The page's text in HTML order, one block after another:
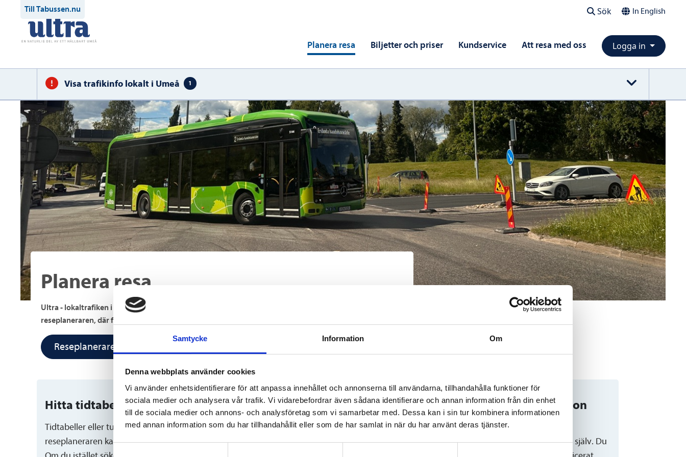
Samtycke Information Om
Denna webbplats använder cookies
Vi använder enhetsidentifierare för att anpassa innehållet och annonserna till användarna, tillhandahålla funktioner för
sociala medier och analysera vår trafik. Vi vidarebefordrar även sådana identifierare och annan information från din enhet
till de sociala medier och annons- och analysföretag som vi samarbetar med. Dessa kan i sin tur kombinera informationen
med annan information som du har tillhandahållit eller som de har samlat in när du har använt deras tjänster.
Till Tabussen.nu Sök In English
Planera resa Biljetter och priser Kundservice Att resa med oss Logga in
Visa trafikinfo lokalt i Umeå 1
Planera resa
Ultra - lokaltrafiken i Umeå kommun. Ultras biljetter gäller för Umeås lokaltrafik. Använd
reseplaneraren, där finns Ultras linjer.
Reseplanerare i Umeå
Hitta tidtabeller
Tidtabeller eller turlistor hittar du här. Via
reseplaneraren kan du också se alla busstider.
Res med Ultras app
Med vår app Ultra - Umeås lokaltrafik blir det
ännu enklare att åka buss med Umeås
Hur du får trafikinformation
från oss
Trafikinformation kan du enkelt hitta själv. Du